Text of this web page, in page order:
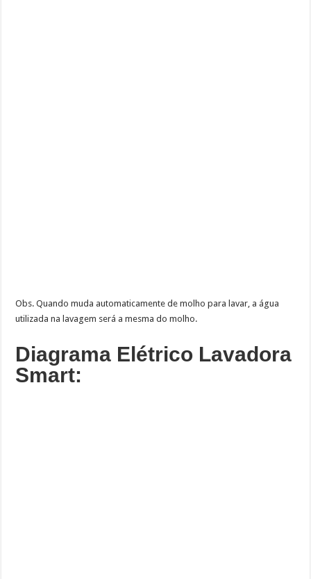
Obs. Quando muda automaticamente de molho para lavar, a água
utilizada na lavagem será a mesma do molho.
Diagrama Elétrico Lavadora
Smart: